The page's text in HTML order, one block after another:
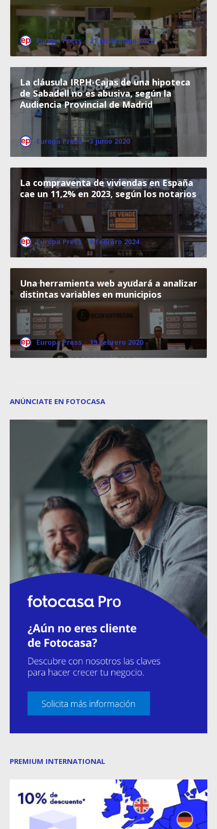
Europa Press · 21 noviembre 2022
La cláusula IRPH-Cajas de una hipoteca
de Sabadell no es abusiva, según la
Audiencia Provincial de Madrid
Europa Press · 3 junio 2020
La compraventa de viviendas en España
cae un 11,2% en 2023, según los notarios
Europa Press · 8 febrero 2024
Una herramienta web ayudará a analizar
distintas variables en municipios
Europa Press · 19 febrero 2020
ANÚNCIATE EN FOTOCASA
PREMIUM INTERNATIONAL